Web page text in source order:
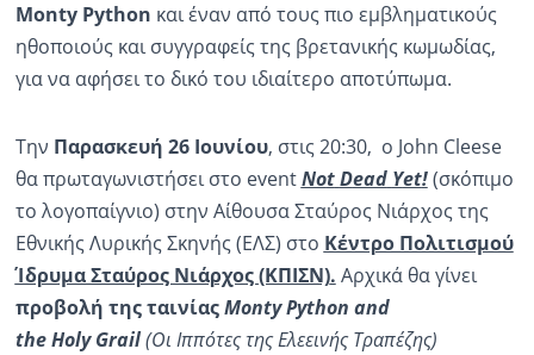
Monty Python και έναν από τους πιο εμβληματικούς
ηθοποιούς και συγγραφείς της βρετανικής κωμωδίας,
για να αφήσει το δικό του ιδιαίτερο αποτύπωμα.
Την Παρασκευή 26 Ιουνίου, στις 20:30, o John Cleese
θα πρωταγωνιστήσει στο event Νοt Dead Yet! (σκόπιμο
το λογοπαίγνιο) στην Αίθουσα Σταύρος Νιάρχος της
Εθνικής Λυρικής Σκηνής (ΕΛΣ) στο Κέντρο Πολιτισμού
Ίδρυμα Σταύρος Νιάρχος (ΚΠΙΣΝ). Αρχικά θα γίνει
προβολή της ταινίας Monty Python and
theHoly Grail (Οι Ιππότες της Ελεεινής Τραπέζης)